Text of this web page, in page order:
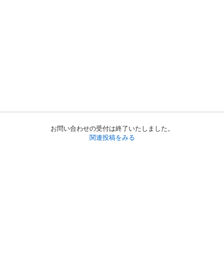
お問い合わせの受付は終了いたしました。
関連投稿をみる